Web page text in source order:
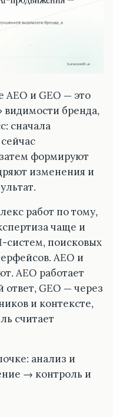
и GEO — это
видимости бренда,
сначала
формируют
изменения и
работ по тому,
чаще и
систем, поисковых
AEO и
AEO работает
ответ, GEO — через
и контексте,
считает
анализ и
→ контроль и